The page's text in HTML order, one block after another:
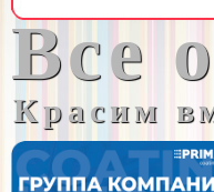
Все о
Красим